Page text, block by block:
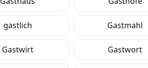
gastlich Gastmahl
Gastwirt Gastwort